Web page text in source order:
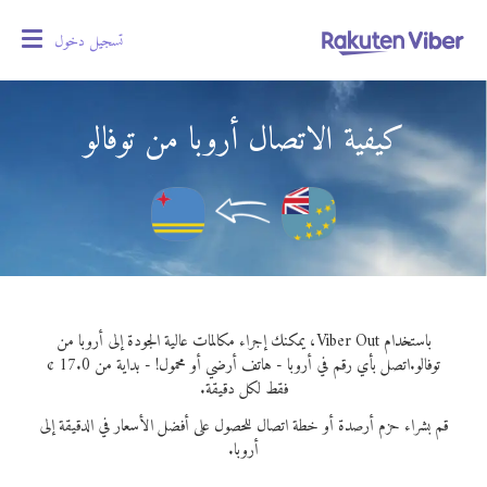
تسجيل دخول
كيفية الاتصال أروبا من توفالو
باستخدام Viber Out، يمكنك إجراء مكالمات عالية الجودة إلى أروبا من
توفالو.
اتصل بأي رقم في أروبا - هاتف أرضي أو محمول! - بداية من 17.0 ¢
فقط لكل دقيقة.
قم بشراء حزم أرصدة أو خطة اتصال للحصول على أفضل الأسعار في الدقيقة إلى
أروبا.